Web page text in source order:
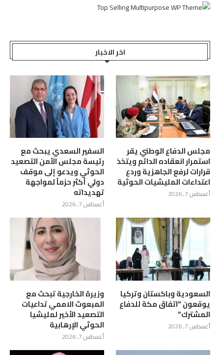
اخر الاخبار
مجلس الدفاع الوطني يقر
استمرار انعقاده الدائم ويتخذ
قرارات لرفع الجاهزية وردع
اعتداءات المليشيات الحوثية
أغسطس 7, 2026
السفير السعدي يبحث مع
رئيسة مجلس الأمن التصعيد
الحوثي ويدعو إلى موقف
دولي أكثر حزماً لمواجهة
تهديداته
أغسطس 7, 2026
السعودية وباكستان وتركيا
يوقعون “اتفاق مكة للدفاع
المشترك”
أغسطس 7, 2026
وزيرة الخارجية تبحث مع
المبعوث الاممي تداعيات
التصعيد الأخير لمليشيا
الحوثي الإرهابية
أغسطس 7, 2026